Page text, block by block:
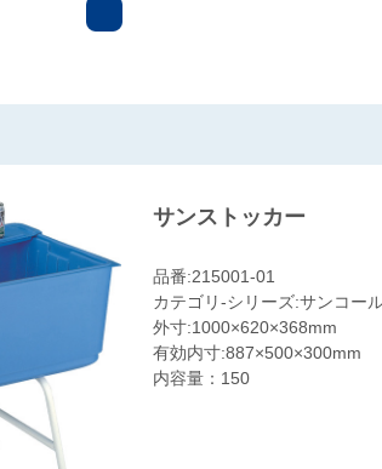
サンストッカー
品番:215001-01
カテゴリ-シリーズ:サンコー
外寸:1000×620×368mm
有効内寸:887×500×300mm
内容量：150